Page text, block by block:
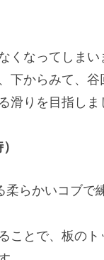
くなってしまい
下からみて、
滑りを目指しま
らかいコブで
ことで、板の